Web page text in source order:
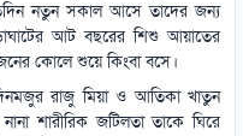
নতুন সকাল আসে তাদের জন্য
আট বছরের শিশু আয়াতের
কোলে শুয়ে কিংবা বসে।
রাজু মিয়া ও আতিকা খাতুন
শারীরিক জটিলতা তাকে ঘিরে